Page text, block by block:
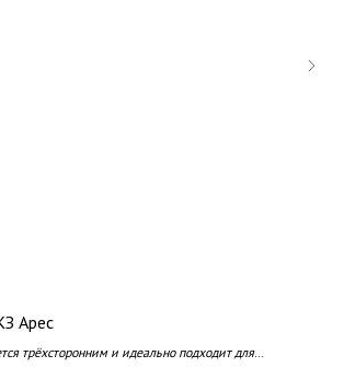
Арес
трёхсторонним и идеально подходит для